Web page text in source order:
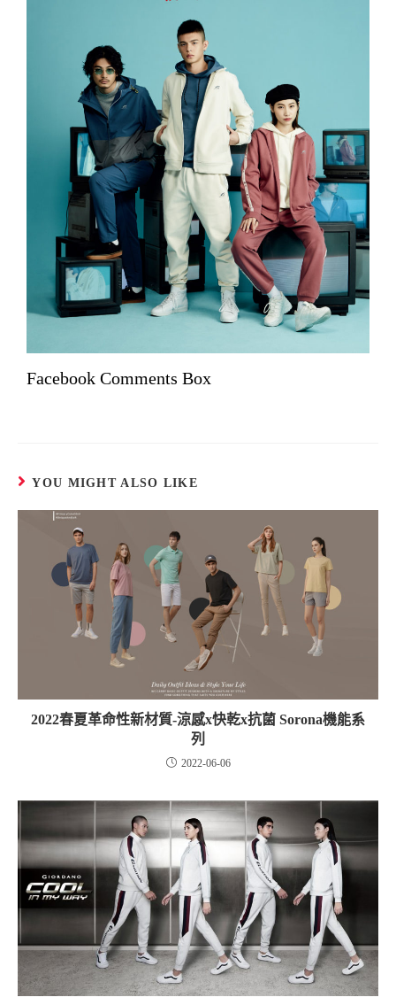
Facebook Comments Box
YOU MIGHT ALSO LIKE
2022春夏革命性新材質-涼感x快乾x抗菌 Sorona機能系
列
2022-06-06